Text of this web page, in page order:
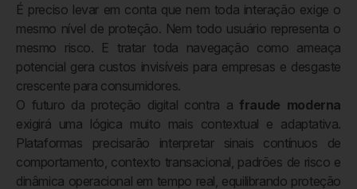
É preciso levar em conta que nem toda interação exige o
mesmo nível de proteção. Nem todo usuário representa o
mesmo risco. E tratar toda navegação como ameaça
potencial gera custos invisíveis para empresas e desgaste
crescente para consumidores.
O futuro da proteção digital contra a fraude moderna
exigirá uma lógica muito mais contextual e adaptativa.
Plataformas precisarão interpretar sinais contínuos de
comportamento, contexto transacional, padrões de risco e
dinâmica operacional em tempo real, equilibrando proteção